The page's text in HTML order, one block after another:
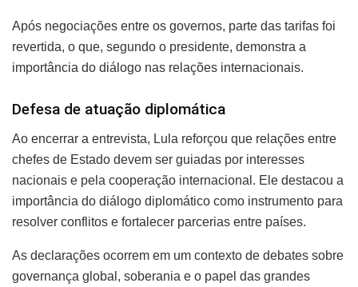
Após negociações entre os governos, parte das tarifas foi
revertida, o que, segundo o presidente, demonstra a
importância do diálogo nas relações internacionais.
Defesa de atuação diplomática
Ao encerrar a entrevista, Lula reforçou que relações entre
chefes de Estado devem ser guiadas por interesses
nacionais e pela cooperação internacional. Ele destacou a
importância do diálogo diplomático como instrumento para
resolver conflitos e fortalecer parcerias entre países.
As declarações ocorrem em um contexto de debates sobre
governança global, soberania e o papel das grandes